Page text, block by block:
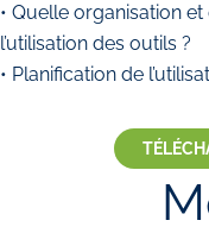
• Quelle organisation
l’utilisation des outils ?
• Planification de